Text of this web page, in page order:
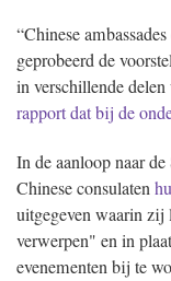
“Chinese
geprobeerd de
in verschillende
rapport dat bij de
In de aanloop naar
Chinese consulaten
uitgegeven waarin zij
verwerpen" en in
evenementen bij te